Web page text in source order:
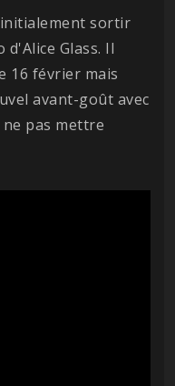
sortir
d'Alice Glass. Il
16 février mais
avant-goût avec
pas mettre